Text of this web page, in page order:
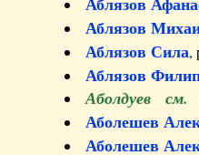
Аблязов
Аблязов Сила,
Аблязов
Аболдуев см.
Аболешев
Аболешев